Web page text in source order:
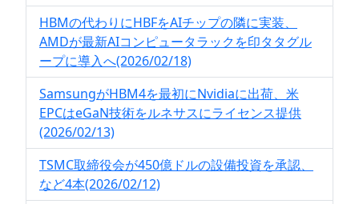
HBMの代わりにHBFをAIチップの隣に実装、
AMDが最新AIコンピュータラックを印タタグル
ープに導入へ(2026/02/18)
SamsungがHBM4を最初にNvidiaに出荷、米
EPCはeGaN技術をルネサスにライセンス提供
(2026/02/13)
TSMC取締役会が450億ドルの設備投資を承認、
など4本(2026/02/12)